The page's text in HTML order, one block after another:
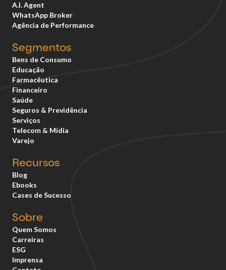
A.I. Agent
WhatsApp Broker
Agência de Performance
Segmentos
Bens de Consumo
Educação
Farmacêutica
Financeiro
Saúde
Seguros & Previdência
Serviços
Telecom & Mídia
Varejo
Recursos
Blog
Ebooks
Cases de Sucesso
Sobre
Quem Somos
Carreiras
ESG
Imprensa